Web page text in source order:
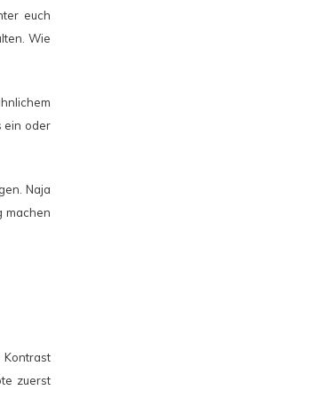
euch
Wie
ein oder
Naja
machen
Kontrast
zuerst